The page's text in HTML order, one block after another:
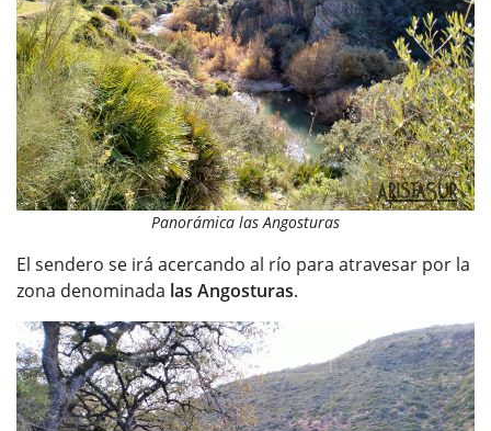
Panorámica las Angosturas
El sendero se irá acercando al río para atravesar por la
zona denominada las Angosturas.